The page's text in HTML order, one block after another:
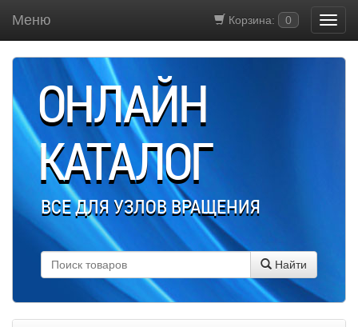
Корзина: 0
Меню
ОНЛАЙН
КАТАЛОГ
ВСЕ ДЛЯ УЗЛОВ ВРАЩЕНИЯ
Найти